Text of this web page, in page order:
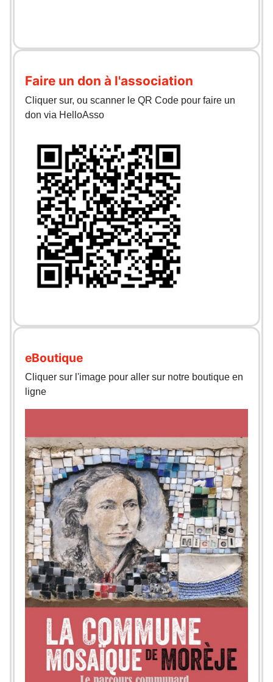
Faire un don à l'association
Cliquer sur, ou scanner le QR Code pour faire un
don via HelloAsso
eBoutique
Cliquer sur l'image pour aller sur notre boutique en
ligne